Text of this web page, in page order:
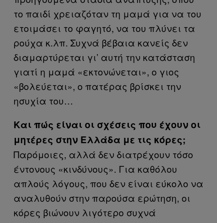
το παιδί χρειαζόταν τη μαμά για να του
ετοιμάσει το φαγητό, να του πλύνει τα
ρούχα κ.λπ. Συχνά βέβαια κανείς δεν
διαμαρτύρεται γι’ αυτή την κατάσταση
γιατί η μαμά «εκτονώνεται», ο γιος
«βολεύεται», ο πατέρας βρίσκει την
ησυχία του…
Και πώς είναι οι σχέσεις που έχουν οι
μητέρες στην Ελλάδα με τις κόρες;
Παρόμοιες, αλλά δεν διατρέχουν τόσο
έντονους «κινδύνους». Για καθόλου
απλούς λόγους, που δεν είναι εύκολο να
αναλυθούν στην παρούσα ερώτηση, οι
κόρες βιώνουν λιγότερο συχνά